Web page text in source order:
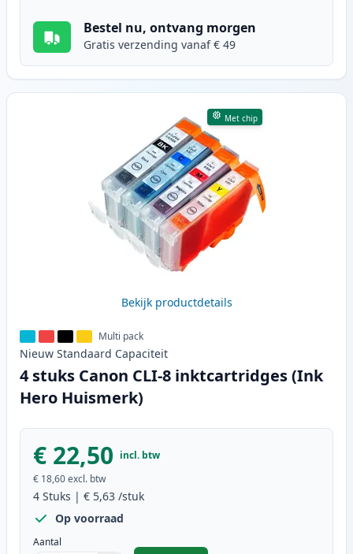
Bestel nu, ontvang morgen
Gratis verzending vanaf € 49
Met chip
Bekijk productdetails
Multi pack
Nieuw Standaard Capaciteit
4 stuks Canon CLI-8 inktcartridges (Ink
Hero Huismerk)
€ 22,50 incl. btw
€ 18,60excl. btw
4 Stuks | € 5,63 /stuk
Op voorraad
Aantal